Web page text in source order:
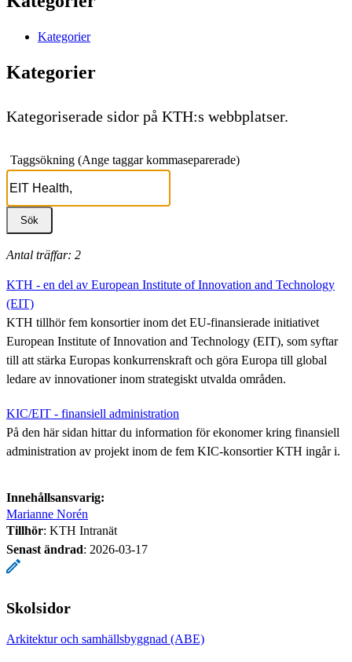
Kategorier
Kategorier
Kategoriserade sidor på KTH:s webbplatser.
Taggsökning (Ange taggar kommaseparerade)
Antal träffar: 2
KTH - en del av European Institute of Innovation and Technology
(EIT)
KTH tillhör fem konsortier inom det EU-finansierade initiativet
European Institute of Innovation and Technology (EIT), som syftar
till att stärka Europas konkurrenskraft och göra Europa till global
ledare av innovationer inom strategiskt utvalda områden.
KIC/EIT - finansiell administration
På den här sidan hittar du information för ekonomer kring finansiell
administration av projekt inom de fem KIC-konsortier KTH ingår i.
Innehållsansvarig:
Marianne Norén
Tillhör: KTH Intranät
Senast ändrad: 2026-03-17
Skolsidor
Arkitektur och samhällsbyggnad (ABE)